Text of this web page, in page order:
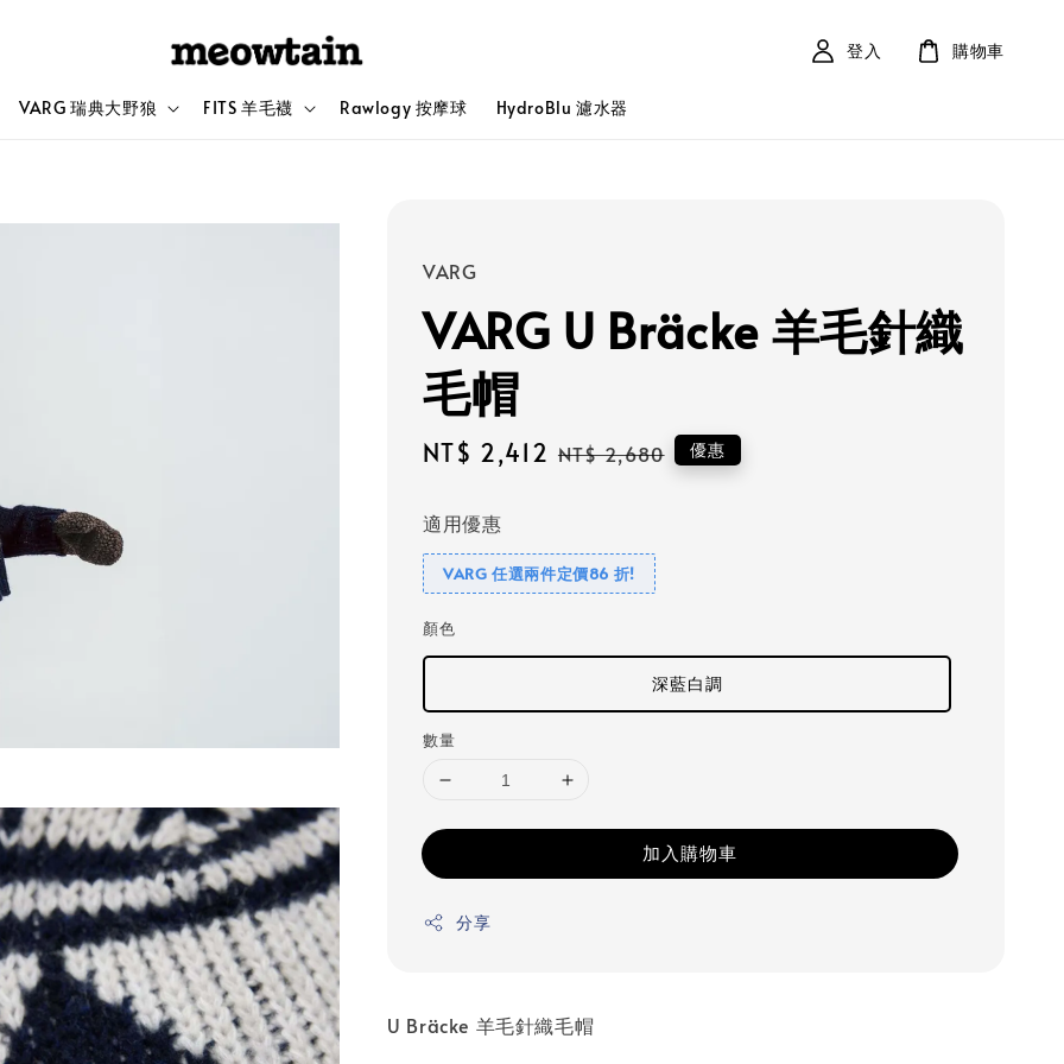
VARG 瑞典大野狼 FITS 羊毛襪 Rawlogy 按摩球 HydroBlu 濾水器
登入 購物車
VARG
VARG U Bräcke 羊毛針織
毛帽
Sale
NT$ 2,412 Regular
NT$ 2,680 優惠
適用優惠
VARG 任選兩件定價86 折!
顏色
深藍白調
數量
加入購物車
分享
U Bräcke 羊毛針織毛帽